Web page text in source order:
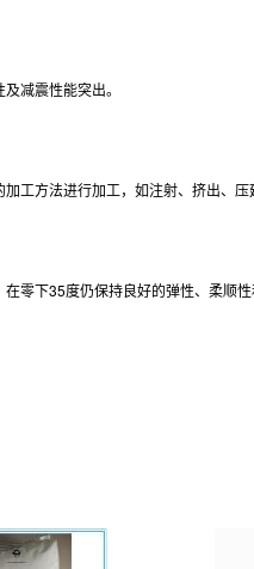
减震性能突出。
工方法进行加工，如注射、挤出、
零下35度仍保持良好的弹性、柔顺